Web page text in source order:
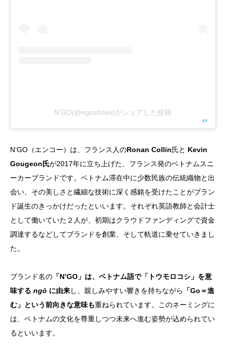
N’GO(@ngoshoes)がシェアした投稿
N’GO（エンコー）は、フランス人のRonan Collin氏と Kevin
Gougeon氏が2017年に立ち上げた、フランス発のベトナムスニ
ーカーブランドです。ベトナム滞在中に少数民族の伝統織物と出
会い、その美しさと繊細な技術に深く感銘を受けたことがブラン
ド誕生のきっかけだったといいます。それぞれ英語教師と会計士
として働いていた２人が、初期はクラウドファンディングで資金
調達するなどしてブランドを創業、そして軌道に乗せていきまし
た。
ブランド名の 「N’GO」は、ベトナム語で「トウモロコシ」を意
味する ngô に由来し、親しみやすい響きを持ちながら
「Go＝進
む」という前向きな意味も重ねられています。このネーミングに
は、ベトナムの文化を尊重しつつ未来へ進む姿勢が込められてい
るといいます。